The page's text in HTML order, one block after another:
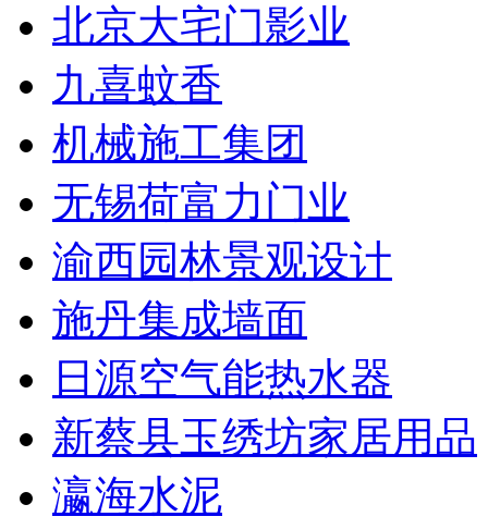
北京大宅门影业
九喜蚊香
机械施工集团
无锡荷富力门业
渝西园林景观设计
施丹集成墙面
日源空气能热水器
新蔡县玉绣坊家居用品
瀛海水泥